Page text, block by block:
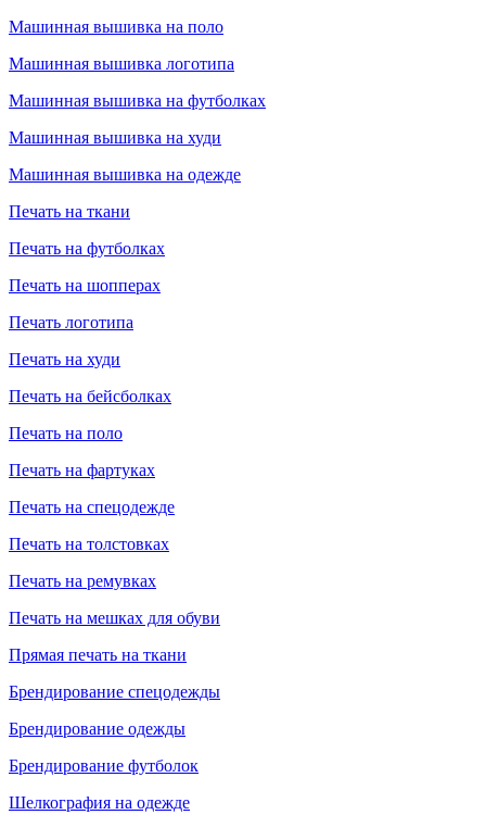
Машинная вышивка на поло
Машинная вышивка логотипа
Машинная вышивка на футболках
Машинная вышивка на худи
Машинная вышивка на одежде
Печать на ткани
Печать на футболках
Печать на шопперах
Печать логотипа
Печать на худи
Печать на бейсболках
Печать на поло
Печать на фартуках
Печать на спецодежде
Печать на толстовках
Печать на ремувках
Печать на мешках для обуви
Прямая печать на ткани
Брендирование спецодежды
Брендирование одежды
Брендирование футболок
Шелкография на одежде